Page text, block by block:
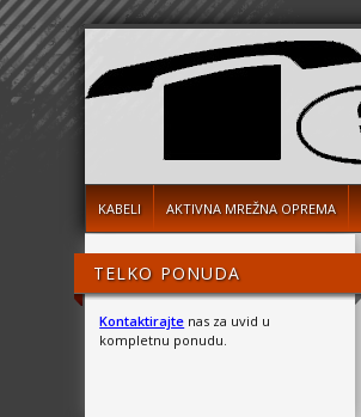
KABELI AKTIVNA MREŽNA OPREMA
TELKO PONUDA
Kontaktirajte nas za uvid u
kompletnu ponudu.